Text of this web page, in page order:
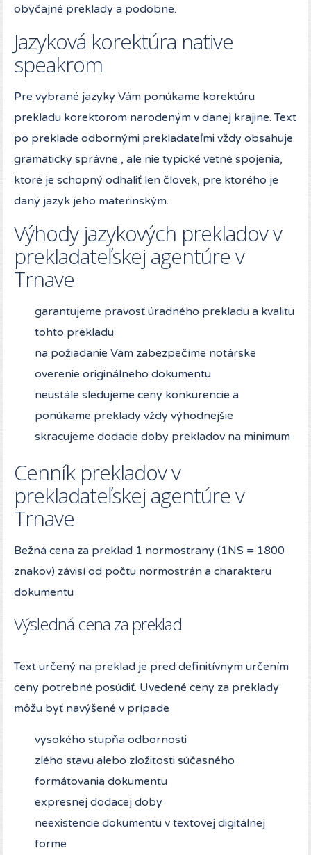
obyčajné preklady a podobne.
Jazyková korektúra native
speakrom
Pre vybrané jazyky Vám ponúkame korektúru
prekladu korektorom narodeným v danej krajine. Text
po preklade odbornými prekladateľmi vždy obsahuje
gramaticky správne , ale nie typické vetné spojenia,
ktoré je schopný odhaliť len človek, pre ktorého je
daný jazyk jeho materinským.
Výhody jazykových prekladov v
prekladateľskej agentúre v
Trnave
garantujeme pravosť úradného prekladu a kvalitu
tohto prekladu
na požiadanie Vám zabezpečíme notárske
overenie originálneho dokumentu
neustále sledujeme ceny konkurencie a
ponúkame preklady vždy výhodnejšie
skracujeme dodacie doby prekladov na minimum
Cenník prekladov v
prekladateľskej agentúre v
Trnave
Bežná cena za preklad 1 normostrany (1NS = 1800
znakov) závisí od počtu normostrán a charakteru
dokumentu
Výsledná cena za preklad
Text určený na preklad je pred definitívnym určením
ceny potrebné posúdiť. Uvedené ceny za preklady
môžu byť navýšené v prípade
vysokého stupňa odbornosti
zlého stavu alebo zložitosti súčasného
formátovania dokumentu
expresnej dodacej doby
neexistencie dokumentu v textovej digitálnej
forme